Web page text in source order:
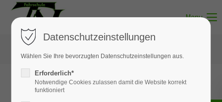
Menu
Bürozeiten Bispingen
Datenschutzeinstellungen
Wählen Sie Ihre bevorzugten Datenschutzeinstellungen aus.
Erforderlich*
Notwendige Cookies zulassen damit die Website korrekt
funktioniert